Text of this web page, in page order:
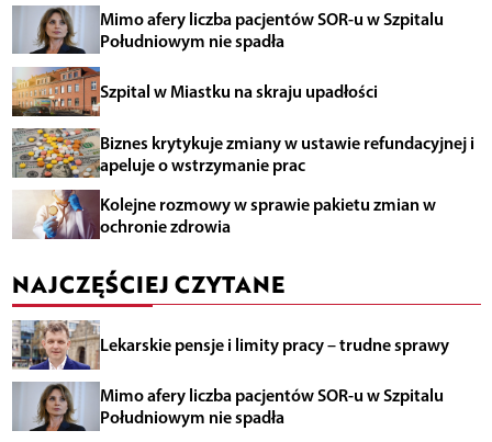
Mimo afery liczba pacjentów SOR-u w Szpitalu
Południowym nie spadła
Szpital w Miastku na skraju upadłości
Biznes krytykuje zmiany w ustawie refundacyjnej i
apeluje o wstrzymanie prac
Kolejne rozmowy w sprawie pakietu zmian w
ochronie zdrowia
NAJCZĘŚCIEJ CZYTANE
Lekarskie pensje i limity pracy – trudne sprawy
Mimo afery liczba pacjentów SOR-u w Szpitalu
Południowym nie spadła